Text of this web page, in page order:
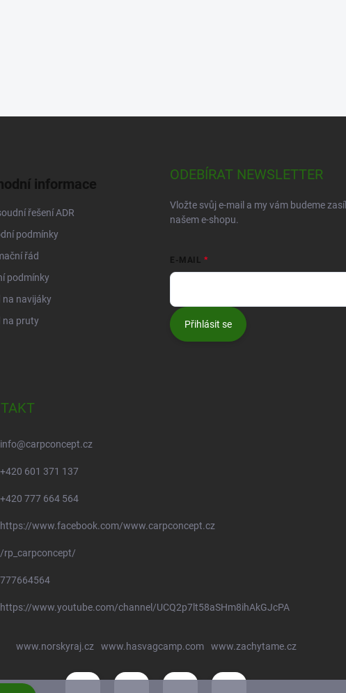
informace
řešení ADR
podmínky
řád
podmínky
na navijáky
na pruty
ODEBÍRAT NEWSLETTER
Vložte svůj e-mail a my vám budeme
našem e-shopu.
E-MAIL
Přihlásit se
info@carpconcept.cz
+420 601 371 137
+420 777 664 564
https://www.facebook.com/www.carpconcept.cz
/rp_carpconcept/
777664564
https://www.youtube.com/channel/UCQ2p7lt58aSHm8ihAkGJcPA
www.norskyraj.cz www.hasvagcamp.com www.zachytame.cz